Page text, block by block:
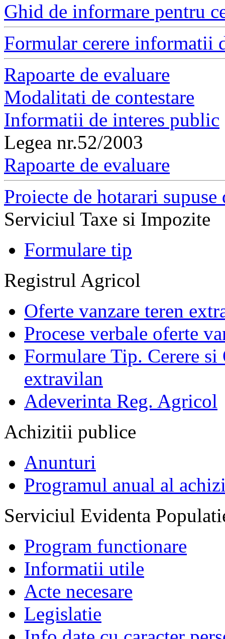
Ghid de informare pentru
Formular cerere informatii
Rapoarte de evaluare
Modalitati de contestare
Informatii de interes public
Legea nr.52/2003
Rapoarte de evaluare
Proiecte de hotarari
Serviciul Taxe si Impozite
Formulare tip
Registrul Agricol
Oferte vanzare teren
Procese verbale oferte
Formulare Tip. Cerere si
extravilan
Adeverinta Reg. Agricol
Achizitii publice
Anunturi
Programul anual al
Serviciul Evidenta
Program functionare
Informatii utile
Acte necesare
Legislatie